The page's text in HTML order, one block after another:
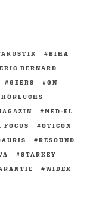
BIHA
ERIC BERNARD
GEERS
GN
HÖRLUCHS
MED-EL
FOCUS
OTICON
RESOUND
STARKEY
WIDEX